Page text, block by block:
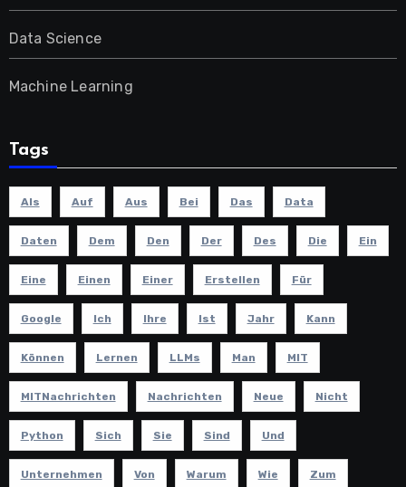
Data Science
Machine Learning
Tags
Als Auf Aus Bei Das Data
Daten Dem Den Der Des Die Ein
Eine Einen Einer Erstellen Für
Google Ich Ihre Ist Jahr Kann
Können Lernen LLMs Man MIT
MITNachrichten Nachrichten Neue Nicht
Python Sich Sie Sind Und
Unternehmen Von Warum Wie Zum